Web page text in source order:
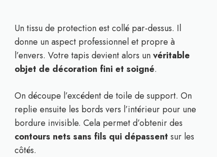
Un tissu de protection est collé par-dessus. Il
donne un aspect professionnel et propre à
l’envers. Votre tapis devient alors unvéritable
objet de décoration fini et soigné.
On découpe l’excédent de toile de support. On
replie ensuite les bords vers l’intérieur pour une
bordure invisible. Cela permet d’obtenir des
contours nets sans fils qui dépassent sur les
côtés.